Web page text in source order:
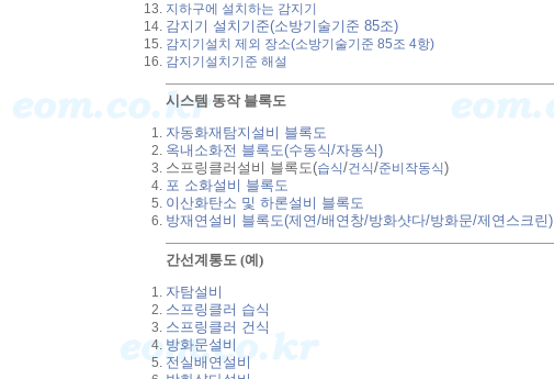
지하구에 설치하는 감지기
감지기 설치기준(소방기술기준 85조)
감지기설치 제외 장소(소방기술기준 85조 4항)
감지기설치기준 해설
시스템 동작 블록도
자동화재탐지설비 블록도
옥내소화전 블록도(수동식/자동식)
스프링클러설비 블록도(습식/건식/준비작동식)
포 소화설비 블록도
이산화탄소 및 하론설비 블록도
방재연설비 블록도(제연/배연창/방화샷다/방화문/제연스크린)
간선계통도 (예)
자탐설비
스프링클러 습식
스프링클러 건식
방화문설비
전실배연설비